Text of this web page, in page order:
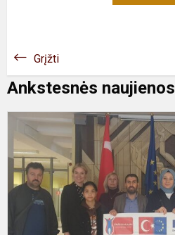
Grįžti
Ankstesnės naujienos